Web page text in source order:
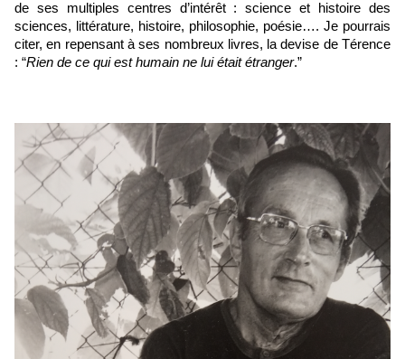
de ses multiples centres d’intérêt : science et histoire des
sciences, littérature, histoire, philosophie, poésie…. Je pourrais
citer, en repensant à ses nombreux livres, la devise de Térence
: “Rien de ce qui est humain ne lui était étranger.”